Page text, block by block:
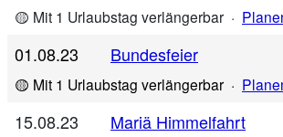
🟡 Mit 1 Urlaubstag verlängerbar ·
01.08.23 Bundesfeier
🟡 Mit 1 Urlaubstag verlängerbar ·
15.08.23 Mariä Himmelfahrt